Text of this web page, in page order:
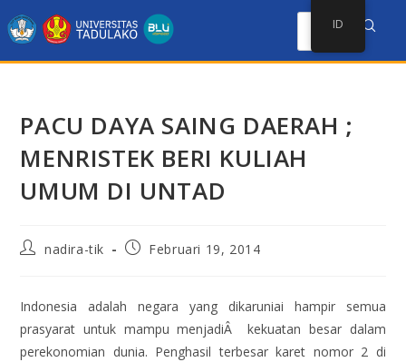
PACU DAYA SAING DAERAH ;
MENRISTEK BERI KULIAH
UMUM DI UNTAD
nadira-tik Februari 19, 2014
Indonesia adalah negara yang dikaruniai hampir semua
prasyarat untuk mampu menjadiÂ kekuatan besar dalam
perekonomian dunia. Penghasil terbesar karet nomor 2 di
ID